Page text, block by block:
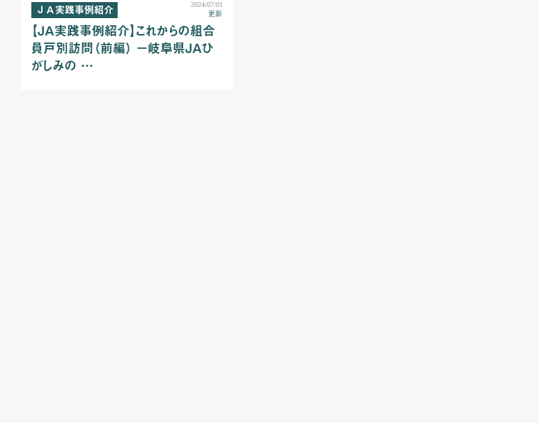
ＪＡ実践事例紹介
2024/07/01
更新
【ＪＡ実践事例紹介】これからの組合
員戸別訪問（前編） －岐阜県ＪＡひ
がしみの …